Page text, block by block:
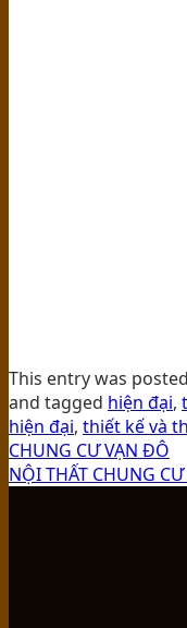
This entry was
and tagged hiện đại,
hiện đại, thiết kế và
CHUNG CƯ VẠN ĐÔ
NỘI THẤT CHUNG